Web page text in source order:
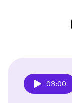
03:00